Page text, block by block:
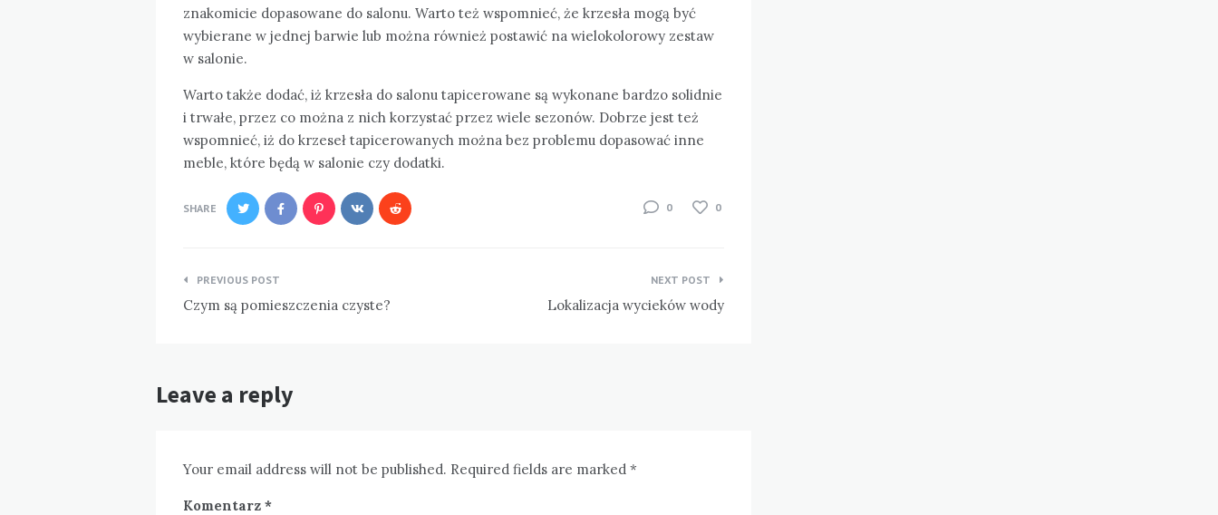
znakomicie dopasowane do salonu. Warto też wspomnieć, że krzesła mogą być
wybierane w jednej barwie lub można również postawić na wielokolorowy zestaw
w salonie.
Warto także dodać, iż krzesła do salonu tapicerowane są wykonane bardzo solidnie
i trwałe, przez co można z nich korzystać przez wiele sezonów. Dobrze jest też
wspomnieć, iż do krzeseł tapicerowanych można bez problemu dopasować inne
meble, które będą w salonie czy dodatki.
SHARE 0 0
Nawigacja
wpisu
PREVIOUS POST
Czym są pomieszczenia czyste?
NEXT POST
Lokalizacja wycieków wody
Leave a reply
Your email address will not be published. Required fields are marked *
Komentarz *